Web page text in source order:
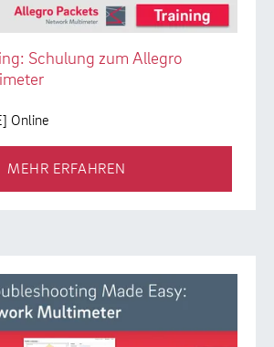
Schulung zum Allegro
Online
MEHR ERFAHREN